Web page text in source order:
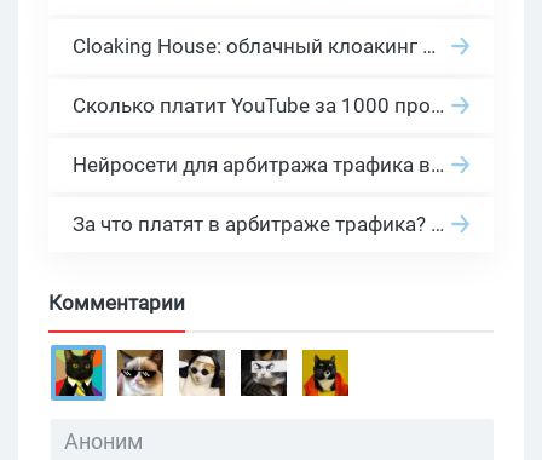
Cloaking House: облачный клоакинг для фильтрации ботов FB и Google Ads — гайд PHP-интеграции 2026
Сколько платит YouTube за 1000 просмотров в 2026: реальные цифры от 0.5 до 36 USD по ГЕО
Нейросети для арбитража трафика в 2026: инструменты, кейсы и AI-медиабайеры
За что платят в арбитраже трафика? 30 моделей оплаты в бурж и СНГ партнерках
Комментарии